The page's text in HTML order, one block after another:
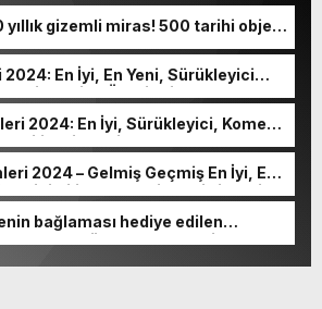
yıllık gizemli miras! 500 tarihi obje
En İyi, En Yeni, Sürükleyici
Aksiyon Film Önerileri
2024: En İyi, Sürükleyici, Komedi,
Gerilim Filmleri
2024 – Gelmiş Geçmiş En İyi, En
Bilim Kurgu Filmleri Listesi
bağlaması hediye edilen
Erdoğan, gözyaşlarına hakim